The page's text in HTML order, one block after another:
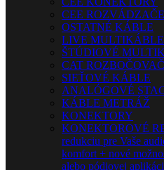
CEE ROZVÁDZAČE
OSTATNÉ KÁBLE
LIVE MULTIKÁBLE
ŠTÚDIOVÉ
CAT
SIEŤOVÉ KÁBLE
ANALÓGOVÉ
KÁBLE METRÁŽ
KONEKTORY
KONEKTOROVÉ
redukciu pre Vaše
komfort + nové
alebo pódiovej